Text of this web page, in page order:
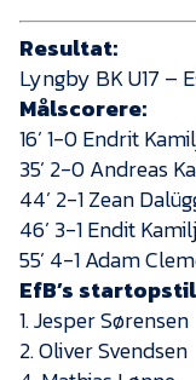
Resultat:
Lyngby BK U17 –
Målscorere:
16’ 1-0 Endrit
35’ 2-0 Andreas
44’ 2-1 Zean
46’ 3-1 Endit
55’ 4-1 Adam
EfB’s
1. Jesper Sørensen
2. Oliver Svendsen